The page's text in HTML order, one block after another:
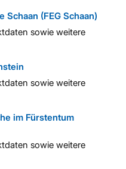
Schaan (FEG Schaan)
sowie weitere
sowie weitere
im Fürstentum
sowie weitere